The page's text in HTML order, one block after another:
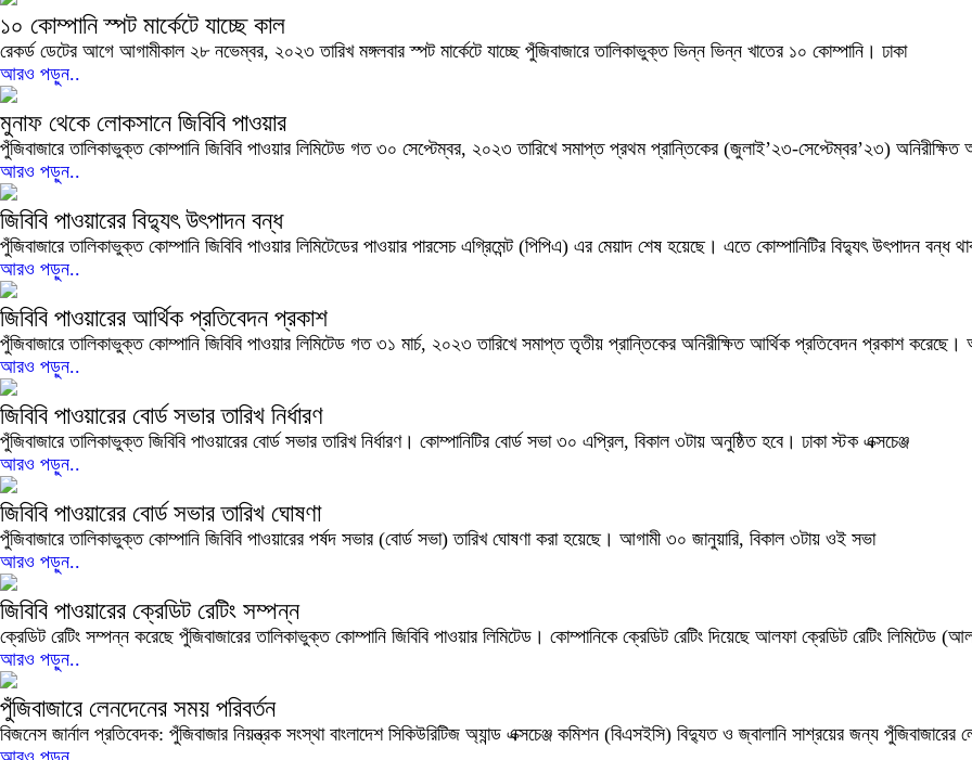
১০ কোম্পানি স্পট মার্কেটে যাচ্ছে কাল
রেকর্ড ডেটের আগে আগামীকাল ২৮ নভেম্বর, ২০২৩ তারিখ মঙ্গলবার স্পট মার্কেটে যাচ্ছে পুঁজিবাজারে তালিকাভুক্ত ভিন্ন ভিন্ন খাতের ১০ কোম্পানি। ঢাকা
আরও পড়ুন..
মুনাফ থেকে লোকসানে জিবিবি পাওয়ার
পুঁজিবাজারে তালিকাভুক্ত কোম্পানি জিবিবি পাওয়ার লিমিটেড গত ৩০ সেপ্টেম্বর, ২০২৩ তারিখে সমাপ্ত প্রথম প্রান্তিকের (জুলাই’২৩-সেপ্টেম্বর’২৩)
আরও পড়ুন..
জিবিবি পাওয়ারের বিদ্যুৎ উৎপাদন বন্ধ
পুঁজিবাজারে তালিকাভুক্ত কোম্পানি জিবিবি পাওয়ার লিমিটেডের পাওয়ার পারসেচ এগ্রিমেন্ট (পিপিএ) এর মেয়াদ শেষ হয়েছে। এতে কোম্পানিটির বিদ্যুৎ উৎপাদন বন্ধ
আরও পড়ুন..
জিবিবি পাওয়ারের আর্থিক প্রতিবেদন প্রকাশ
পুঁজিবাজারে তালিকাভুক্ত কোম্পানি জিবিবি পাওয়ার লিমিটেড গত ৩১ মার্চ, ২০২৩ তারিখে সমাপ্ত তৃতীয় প্রান্তিকের অনিরীক্ষিত আর্থিক প্রতিবেদন প্রকাশ
আরও পড়ুন..
জিবিবি পাওয়ারের বোর্ড সভার তারিখ নির্ধারণ
পুঁজিবাজারে তালিকাভুক্ত জিবিবি পাওয়ারের বোর্ড সভার তারিখ নির্ধারণ। কোম্পানিটির বোর্ড সভা ৩০ এপ্রিল, বিকাল ৩টায় অনুষ্ঠিত হবে। ঢাকা স্টক এক্সচেঞ্জ
আরও পড়ুন..
জিবিবি পাওয়ারের বোর্ড সভার তারিখ ঘোষণা
পুঁজিবাজারে তালিকাভুক্ত কোম্পানি জিবিবি পাওয়ারের পর্ষদ সভার (বোর্ড সভা) তারিখ ঘোষণা করা হয়েছে। আগামী ৩০ জানুয়ারি, বিকাল ৩টায় ওই সভা
আরও পড়ুন..
জিবিবি পাওয়ারের ক্রেডিট রেটিং সম্পন্ন
ক্রেডিট রেটিং সম্পন্ন করেছে পুঁজিবাজারের তালিকাভুক্ত কোম্পানি জিবিবি পাওয়ার লিমিটেড। কোম্পানিকে ক্রেডিট রেটিং দিয়েছে আলফা ক্রেডিট রেটিং লিমিটেড
আরও পড়ুন..
পুঁজিবাজারে লেনদেনের সময় পরিবর্তন
বিজনেস জার্নাল প্রতিবেদক: পুঁজিবাজার নিয়ন্ত্রক সংস্থা বাংলাদেশ সিকিউরিটিজ অ্যান্ড এক্সচেঞ্জ কমিশন (বিএসইসি) বিদ্যুত ও জ্বালানি সাশ্রয়ের জন্য পুঁজিবাজারের